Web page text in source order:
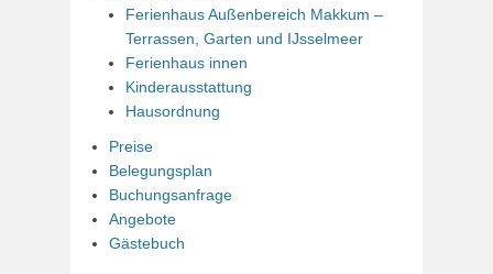
Ferienhaus Außenbereich Makkum –
Terrassen, Garten und IJsselmeer
Ferienhaus innen
Kinderausstattung
Hausordnung
Preise
Belegungsplan
Buchungsanfrage
Angebote
Gästebuch